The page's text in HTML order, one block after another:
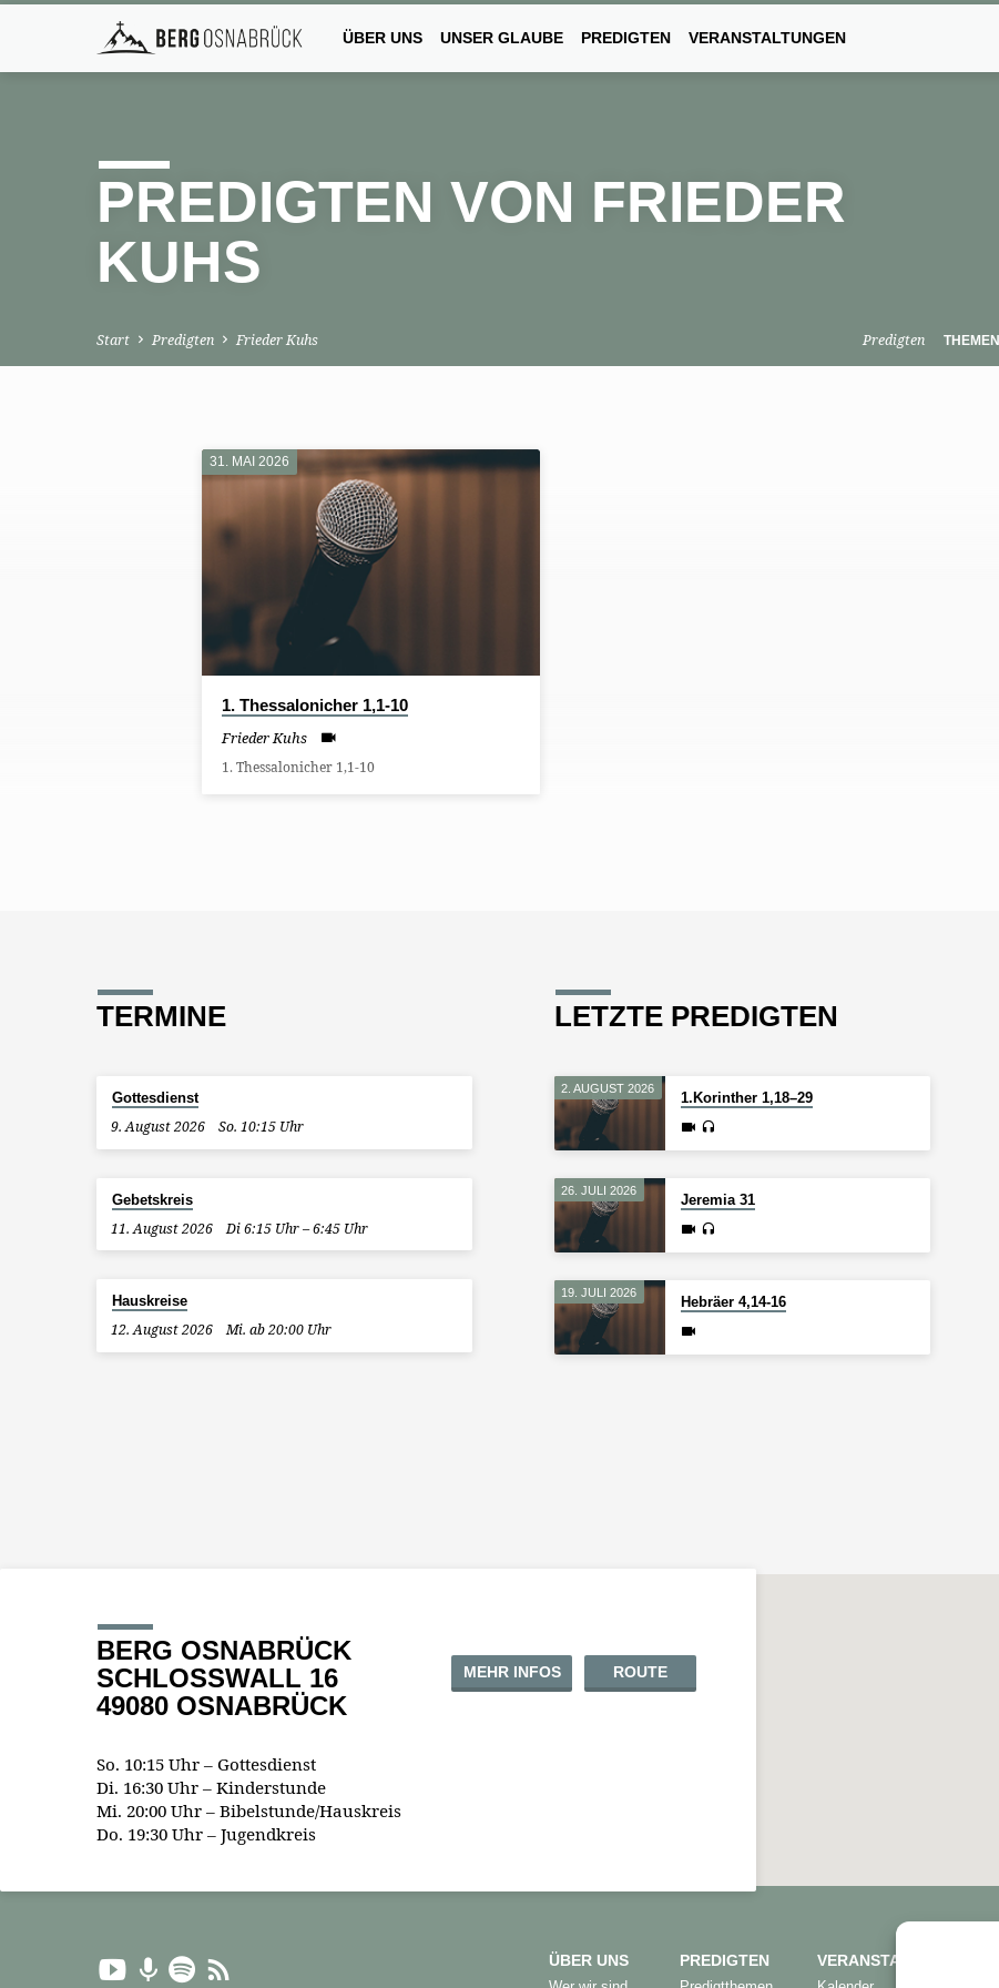
ÜBER UNS UNSER GLAUBE PREDIGTEN VERANSTALTUNGEN
PREDIGTEN VON FRIEDER
KUHS
Start Predigten Frieder Kuhs Predigten THEMEN
PREDIGTEN
VON
FRIEDER
KUHS
31. MAI 2026
1. Thessalonicher 1,1-10
Frieder Kuhs
1. Thessalonicher 1,1-10
TERMINE
Gottesdienst
9. August 2026 So. 10:15 Uhr
Gebetskreis
11. August 2026 Di 6:15 Uhr – 6:45 Uhr
Hauskreise
12. August 2026 Mi. ab 20:00 Uhr
LETZTE PREDIGTEN
2. AUGUST 2026
1.Korinther 1,18–29
26. JULI 2026
Jeremia 31
19. JULI 2026
Hebräer 4,14-16
BERG OSNABRÜCK
SCHLOSSWALL 16
49080 OSNABRÜCK
MEHR INFOS ROUTE
So. 10:15 Uhr – Gottesdienst
Di. 16:30 Uhr – Kinderstunde
Mi. 20:00 Uhr – Bibelstunde/Hauskreis
Do. 19:30 Uhr – Jugendkreis
ÜBER UNS
PREDIGTEN
VERANSTALTUNGEN